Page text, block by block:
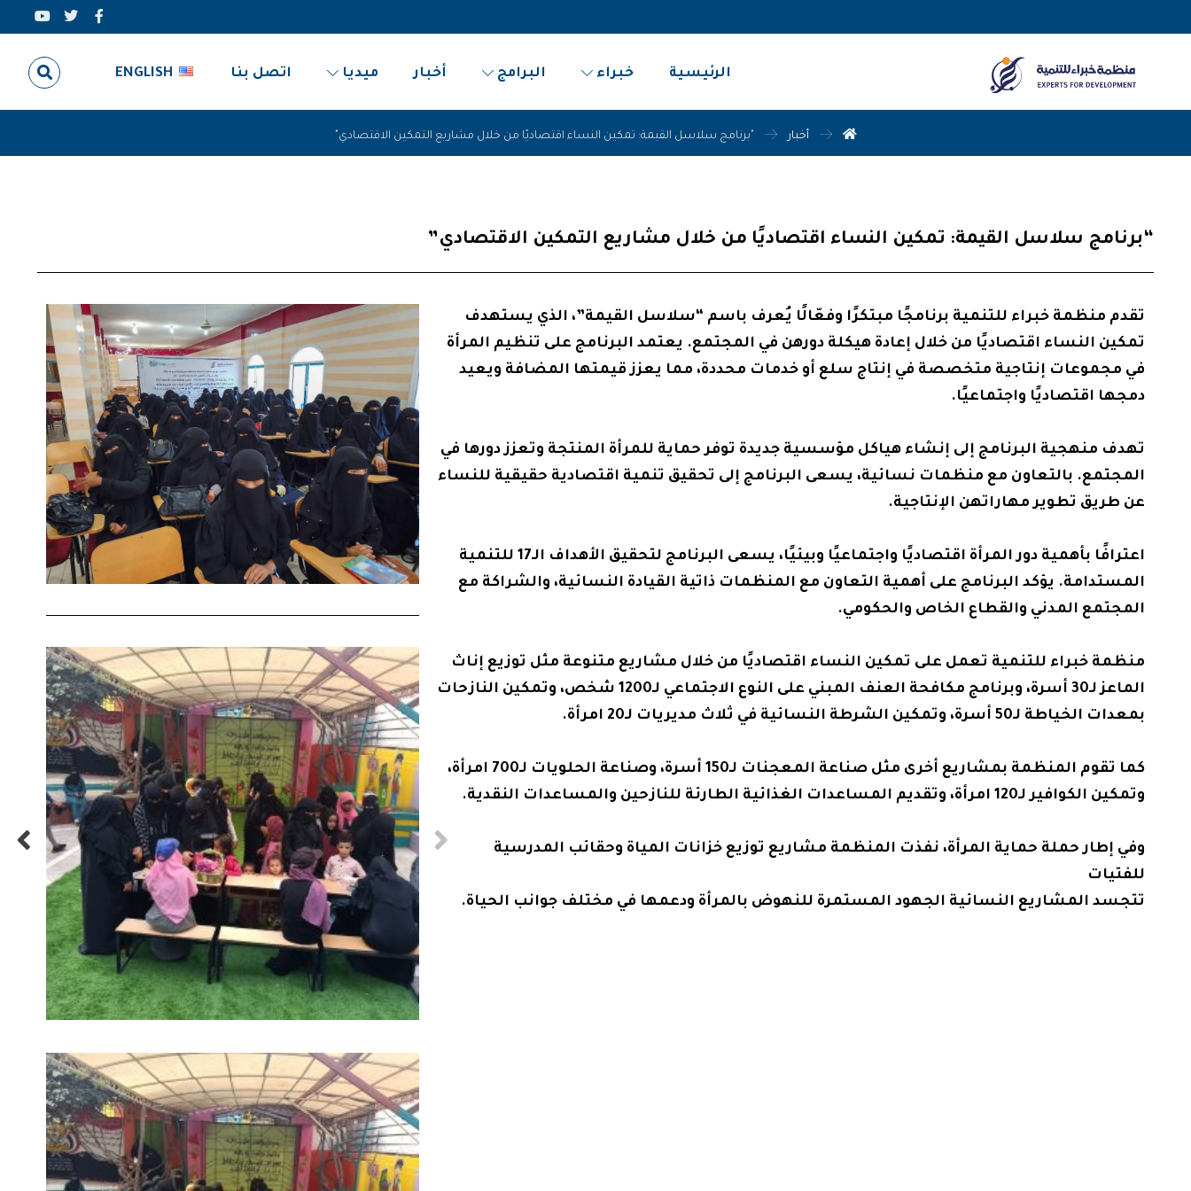
الرئيسية خبراء البرامج أخبار ميديا اتصل بنا ENGLISH
أخبار "برنامج سلاسل القيمة: تمكين النساء اقتصاديًا من خلال مشاريع التمكين الاقتصادي"
“برنامج سلاسل القيمة: تمكين النساء اقتصاديًا من خلال مشاريع التمكين الاقتصادي”
تقدم منظمة خبراء للتنمية برنامجًا مبتكرًا وفعّالًا يُعرف باسم “سلاسل القيمة”، الذي يستهدف
تمكين النساء اقتصاديًا من خلال إعادة هيكلة دورهن في المجتمع. يعتمد البرنامج على تنظيم المرأة
في مجموعات إنتاجية متخصصة في إنتاج سلع أو خدمات محددة، مما يعزز قيمتها المضافة ويعيد
دمجها اقتصاديًا واجتماعيًا.
تهدف منهجية البرنامج إلى إنشاء هياكل مؤسسية جديدة توفر حماية للمرأة المنتجة وتعزز دورها في
المجتمع. بالتعاون مع منظمات نسائية، يسعى البرنامج إلى تحقيق تنمية اقتصادية حقيقية للنساء
عن طريق تطوير مهاراتهن الإنتاجية.
اعترافًا بأهمية دور المرأة اقتصاديًا واجتماعيًا وبيئيًا، يسعى البرنامج لتحقيق الأهداف الـ17 للتنمية
المستدامة. يؤكد البرنامج على أهمية التعاون مع المنظمات ذاتية القيادة النسائية، والشراكة مع
المجتمع المدني والقطاع الخاص والحكومي.
منظمة خبراء للتنمية تعمل على تمكين النساء اقتصاديًا من خلال مشاريع متنوعة مثل توزيع إناث
الماعز لـ30 أسرة، وبرنامج مكافحة العنف المبني على النوع الاجتماعي لـ1200 شخص، وتمكين النازحات
بمعدات الخياطة لـ50 أسرة، وتمكين الشرطة النسائية في ثلاث مديريات لـ20 امرأة.
كما تقوم المنظمة بمشاريع أخرى مثل صناعة المعجنات لـ150 أسرة، وصناعة الحلويات لـ700 امرأة،
وتمكين الكوافير لـ120 امرأة، وتقديم المساعدات الغذائية الطارئة للنازحين والمساعدات النقدية.
وفي إطار حملة حماية المرأة، نفذت المنظمة مشاريع توزيع خزانات المياة وحقائب المدرسية
للفتيات
تتجسد المشاريع النسائية الجهود المستمرة للنهوض بالمرأة ودعمها في مختلف جوانب الحياة.